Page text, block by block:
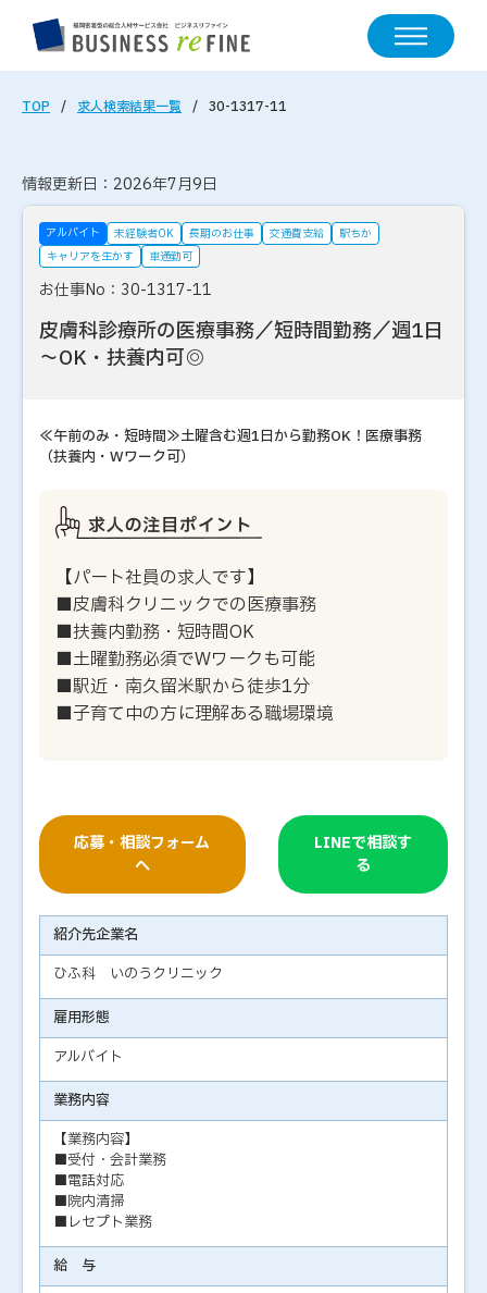
TOP 求人検索結果一覧 30-1317-11
情報更新日：2026年7月9日
アルバイト 未経験者OK 長期のお仕事 交通費支給
駅ちか
キャリアを生かす
車通勤可
お仕事No：30-1317-11
皮膚科診療所の医療事務／短時間勤務／週1日
～OK・扶養内可◎
≪午前のみ・短時間≫土曜含む週1日から勤務OK！医療事務
（扶養内・Wワーク可）
【パート社員の求人です】
■皮膚科クリニックでの医療事務
■扶養内勤務・短時間OK
■土曜勤務必須でWワークも可能
■駅近・南久留米駅から徒歩1分
■子育て中の方に理解ある職場環境
応募・相談フォーム
へ
LINEで相談す
る
紹介先企業名
ひふ科 いのうクリニック
雇用形態
アルバイト
業務内容
【業務内容】
■受付・会計業務
■電話対応
■院内清掃
■レセプト業務
給 与